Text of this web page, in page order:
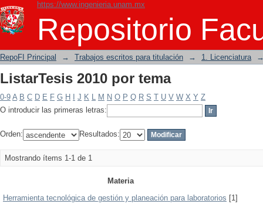
https://www.ingenieria.unam.mx
Repositorio
ListarTesis 2010 por tema
RepoFI Principal → Trabajos escritos para titulación → 1. Licenciatura
ListarTesis 2010 por tema
0-9 A B C D E F G H J K L M N O P Q R S T U V W X Y Z
O introducir las primeras letras:
Orden: Resultados:
Mostrando ítems 1-1 de 1
Materia
Herramienta tecnológica de gestión y planeación para laboratorios [1]